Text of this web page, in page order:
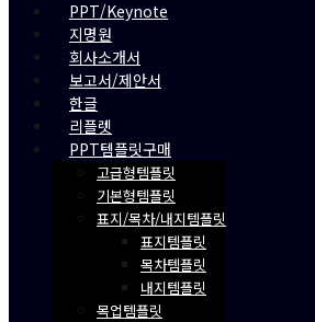
PPT/Keynote
지명원
회사소개서
보고서/제안서
한글
리플렛
PPT템플릿구매
고급형템플릿
기본형템플릿
표지/목차/내지템플릿
표지템플릿
목차템플릿
내지템플릿
목업템플릿